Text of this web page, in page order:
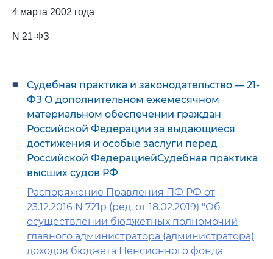
4 марта 2002 года
N 21-ФЗ
Судебная практика и законодательство — 21-
ФЗ О дополнительном ежемесячном
материальном обеспечении граждан
Российской Федерации за выдающиеся
достижения и особые заслуги перед
Российской ФедерациейСудебная практика
высших судов РФ
Распоряжение Правления ПФ РФ от
23.12.2016 N 721р (ред. от 18.02.2019) "Об
осуществлении бюджетных полномочий
главного администратора (администратора)
доходов бюджета Пенсионного фонда